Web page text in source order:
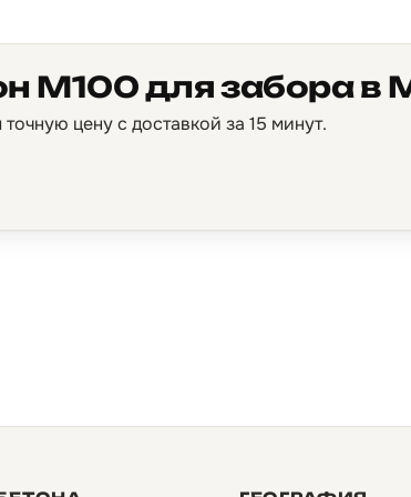
М100 для забора в
цену с доставкой за 15 минут.